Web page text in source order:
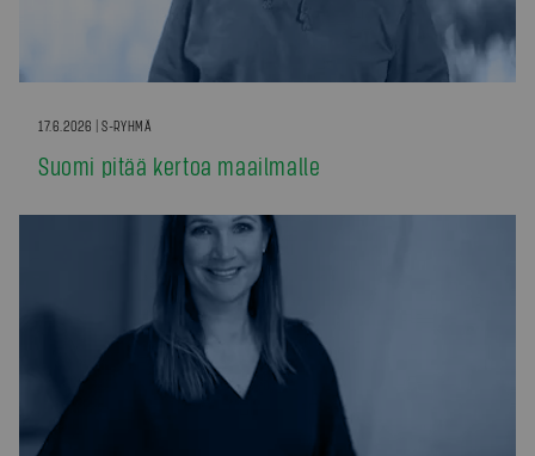
17.6.2026 | S-RYHMÄ
Suomi pitää kertoa maailmalle